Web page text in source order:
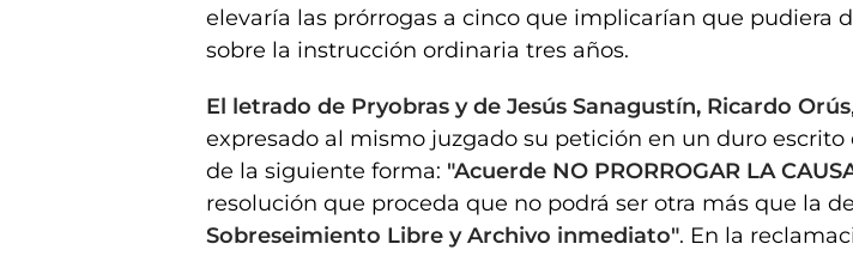
elevaría las prórrogas a cinco que implicarían que pudiera
sobre la instrucción ordinaria tres años.
El letrado de Pryobras y de Jesús Sanagustín, Ricardo Orús
expresado al mismo juzgado su petición en un duro escrito
de la siguiente forma: "Acuerde NO PRORROGAR LA
resolución que proceda que no podrá ser otra más que la
Sobreseimiento Libre y Archivo inmediato". En la